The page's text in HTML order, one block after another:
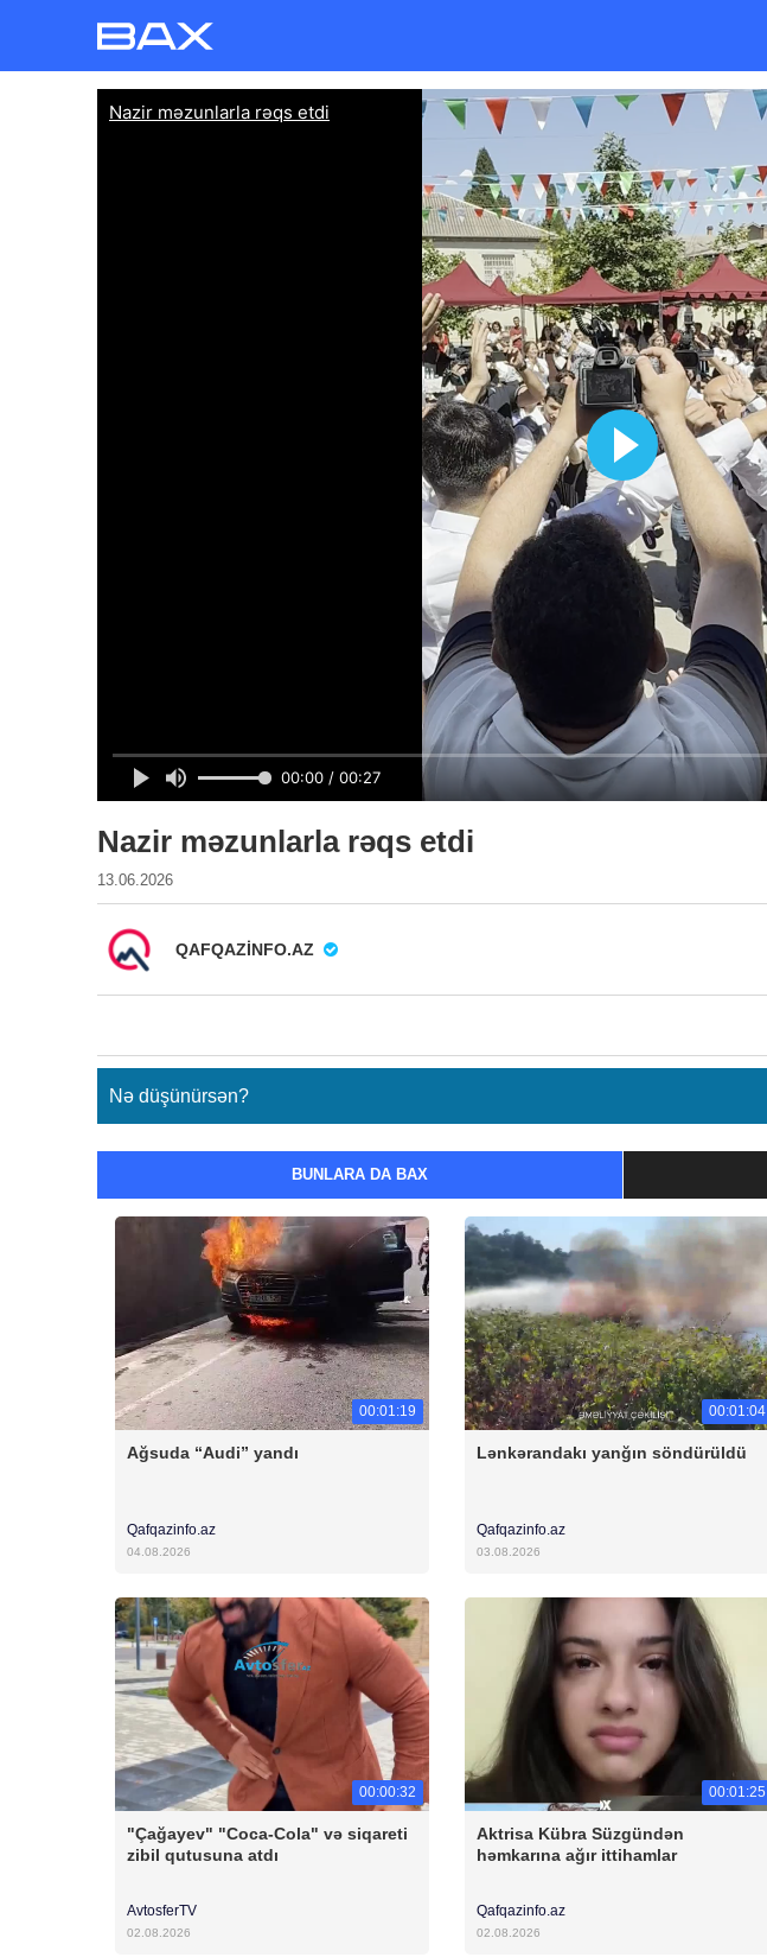
Nazir məzunlarla rəqs etdi
13.06.2026
QAFQAZINFO.AZ
Nə düşünürsən?
BUNLARA DA BAX
00:01:19
Ağsuda “Audi” yandı
Qafqazinfo.az
04.08.2026
00:01:04
Lənkərandakı yanğın söndürüldü
Qafqazinfo.az
03.08.2026
00:00:32
"Çağayev" "Coca-Cola" və siqareti
zibil qutusuna atdı
AvtosferTV
02.08.2026
00:01:25
Aktrisa Kübra Süzgündən
həmkarına ağır ittihamlar
Qafqazinfo.az
02.08.2026